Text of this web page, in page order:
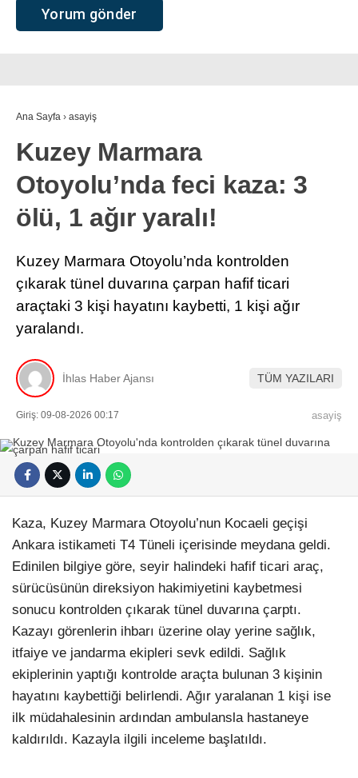
Ana Sayfa › asayiş
Kuzey Marmara
Otoyolu’nda feci kaza: 3
ölü, 1 ağır yaralı!
Kuzey Marmara Otoyolu’nda kontrolden
çıkarak tünel duvarına çarpan hafif ticari
araçtaki 3 kişi hayatını kaybetti, 1 kişi ağır
yaralandı.
İhlas Haber Ajansı TÜM YAZILARI
Giriş: 09-08-2026 00:17 asayiş
Kaza, Kuzey Marmara Otoyolu’nun Kocaeli geçişi
Ankara istikameti T4 Tüneli içerisinde meydana geldi.
Edinilen bilgiye göre, seyir halindeki hafif ticari araç,
sürücüsünün direksiyon hakimiyetini kaybetmesi
sonucu kontrolden çıkarak tünel duvarına çarptı.
Kazayı görenlerin ihbarı üzerine olay yerine sağlık,
itfaiye ve jandarma ekipleri sevk edildi. Sağlık
ekiplerinin yaptığı kontrolde araçta bulunan 3 kişinin
hayatını kaybettiği belirlendi. Ağır yaralanan 1 kişi ise
ilk müdahalesinin ardından ambulansla hastaneye
kaldırıldı. Kazayla ilgili inceleme başlatıldı.